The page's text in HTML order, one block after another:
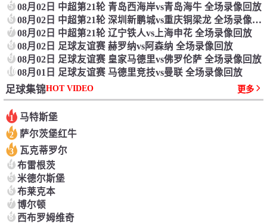
5 08月02日 中超第21轮 青岛西海岸vs青岛海牛 全场录像回放
6 08月02日 中超第21轮 深圳新鹏城vs重庆铜梁龙 全场录像回放
7 08月02日 中超第21轮 辽宁铁人vs上海申花 全场录像回放
8 08月02日 足球友谊赛 赫罗纳vs阿森纳 全场录像回放
9 08月02日 足球友谊赛 皇家马德里vs佛罗伦萨 全场录像回放
1008月01日 足球友谊赛 马德里竞技vs曼联 全场录像回放
足球集锦HOT VIDEO 更多
1 马特斯堡
2 萨尔茨堡红牛
3 瓦克蒂罗尔
4 布雷根茨
5 米德尔斯堡
6 布莱克本
7 博尔顿
8 西布罗姆维奇